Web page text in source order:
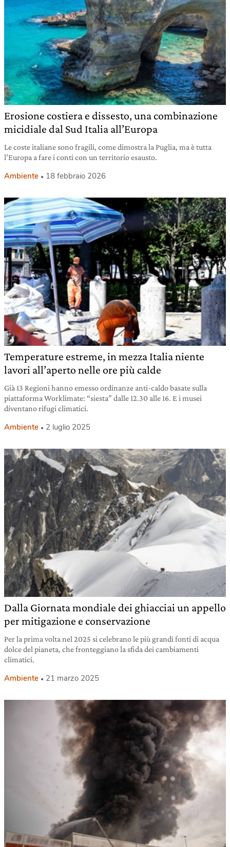
Erosione costiera e dissesto, una combinazione
micidiale dal Sud Italia all’Europa
Le coste italiane sono fragili, come dimostra la Puglia, ma è tutta
l’Europa a fare i conti con un territorio esausto.
Ambiente 18 febbraio 2026
Temperature estreme, in mezza Italia niente
lavori all’aperto nelle ore più calde
Già 13 Regioni hanno emesso ordinanze anti-caldo basate sulla
piattaforma Worklimate: “siesta” dalle 12.30 alle 16. E i musei
diventano rifugi climatici.
Ambiente 2 luglio 2025
Dalla Giornata mondiale dei ghiacciai un appello
per mitigazione e conservazione
Per la prima volta nel 2025 si celebrano le più grandi fonti di acqua
dolce del pianeta, che fronteggiano la sfida dei cambiamenti
climatici.
Ambiente 21 marzo 2025